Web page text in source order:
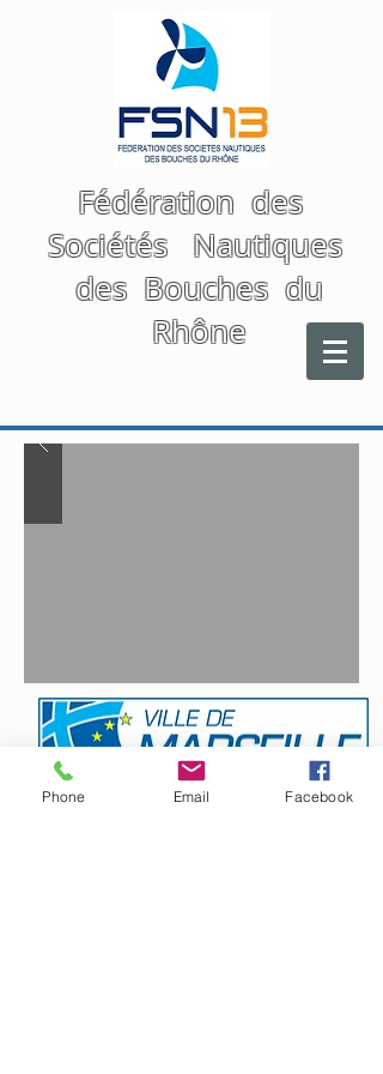
Fédération des
Sociétés Nautiques
des Bouches du
Rhône
Phone Email Facebook